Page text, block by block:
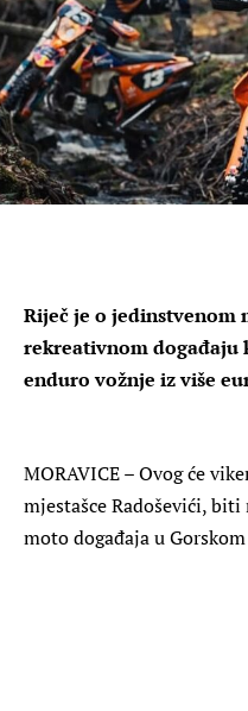
Riječ je o jedinstvenom
rekreativnom
enduro vožnje iz više
MORAVICE – Ovog će
mjestašce Radoševići,
moto događaja u